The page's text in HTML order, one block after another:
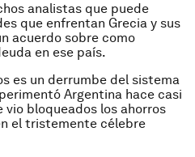
analistas que puede
que enfrentan Grecia y sus
acuerdo sobre como
en ese país.
es un derrumbe del sistema
Argentina hace casi
vio bloqueados los ahorros
el tristemente célebre